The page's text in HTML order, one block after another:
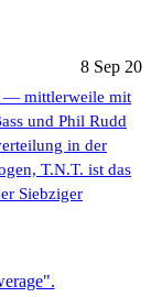
8 Sep 20
— mittlerweile mit
und Phil Rudd
in der
T.N.T. ist das
Siebziger